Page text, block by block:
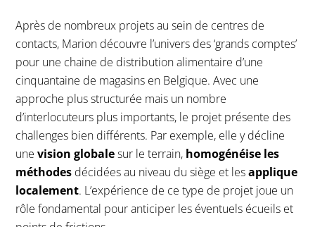
Après de nombreux projets au sein de centres de
contacts, Marion découvre l’univers des ‘grands comptes’
pour une chaine de distribution alimentaire d’une
cinquantaine de magasins en Belgique. Avec une
approche plus structurée mais un nombre
d’interlocuteurs plus importants, le projet présente des
challenges bien différents. Par exemple, elle y décline
unevision globalesur le terrain, homogénéise les
méthodes décidées au niveau du siège et lesapplique
localement. L’expérience de ce type de projet joue un
rôle fondamental pour anticiper les éventuels écueils et